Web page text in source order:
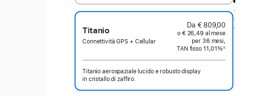
Titanio
Connettività GPS + Cellular
Da € 809,00
o € 26,49 al mese
per 36 mesi,
TAN fisso 11,01%①
Titanio aerospaziale lucido e robusto display
in cristallo di zaffiro.